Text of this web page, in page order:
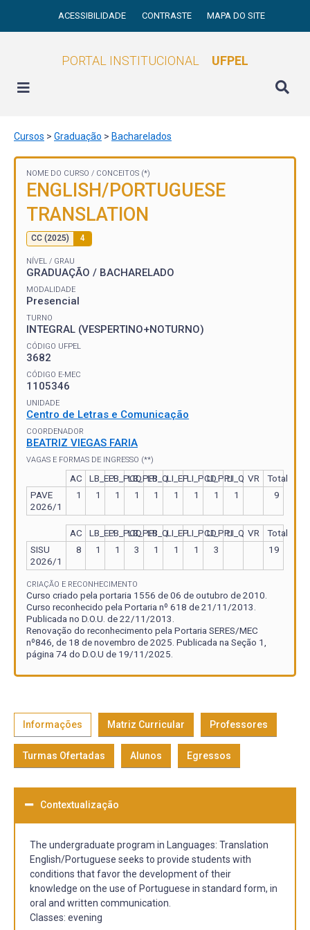
ACESSIBILIDADE CONTRASTE MAPA DO SITE
PORTAL INSTITUCIONAL UFPEL
Cursos > Graduação > Bacharelados
NOME DO CURSO / CONCEITOS (*)
ENGLISH/PORTUGUESE
TRANSLATION
CC (2025) 4
NÍVEL / GRAU
GRADUAÇÃO / BACHARELADO
MODALIDADE
Presencial
TURNO
INTEGRAL (VESPERTINO+NOTURNO)
CÓDIGO UFPEL
3682
CÓDIGO E-MEC
1105346
UNIDADE
Centro de Letras e Comunicação
COORDENADOR
BEATRIZ VIEGAS FARIA
VAGAS E FORMAS DE INGRESSO (**)
AC LB_EPLB_PCDLB_PPILB_QLI_EPLI_PCDLI_PPILI_Q VR
Total
PAVE
2026/1
1 1 1 1 1 1 1 1 1 9
AC LB_EPLB_PCDLB_PPILB_QLI_EPLI_PCDLI_PPILI_Q VR
Total
SISU
2026/1
8 1 1 3 1 1 1 3 19
CRIAÇÃO E RECONHECIMENTO
Curso criado pela portaria 1556 de 06 de outubro de 2010.
Curso reconhecido pela Portaria nº 618 de 21/11/2013.
Publicada no D.O.U. de 22/11/2013.
Renovação do reconhecimento pela Portaria SERES/MEC
nº846, de 18 de novembro de 2025. Publicada na Seção 1,
página 74 do D.O.U de 19/11/2025.
Informações Matriz Curricular Professores
Turmas Ofertadas Alunos Egressos
Contextualização
The undergraduate program in Languages: Translation
English/Portuguese seeks to provide students with
conditions that favor the development of their
knowledge on the use of Portuguese in standard form, in
oral and written communication.
Classes: evening